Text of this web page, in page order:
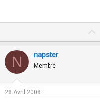
N napster
Membre
28 Avril 2008